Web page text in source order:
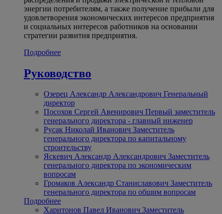
энергии потребителям, а также получение прибыли для
удовлетворения экономических интересов предприятия
и социальных интересов работников на основании
стратегии развития предприятия.
Подробнее
Руководство
Озерец Александр Александрович Генеральный
директор
Посохов Сергей Авенирович Первый заместитель
генерального директора - главный инженер
Русак Николай Иванович Заместитель
генерального директора по капитальному
строительству
Яскевич Александр Александрович Заместитель
генерального директора по экономическим
вопросам
Громаков Александр Станиславович Заместитель
генерального директора по общим вопросам
Подробнее
Харитонов Павел Иванович Заместитель